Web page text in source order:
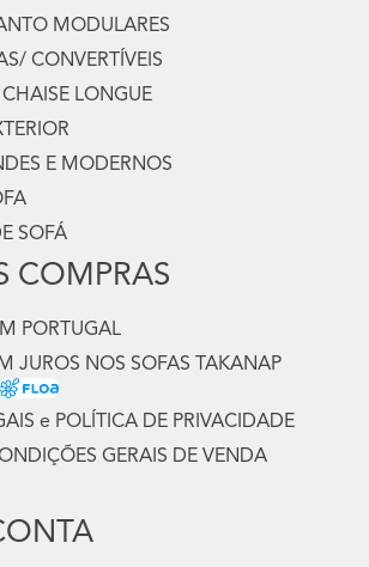
MODULARES
CONVERTÍVEIS
LONGUE
E MODERNOS
SOFÁ
COMPRAS
PORTUGAL
JUROS NOS SOFAS TAKANAP
e POLÍTICA DE PRIVACIDADE
GERAIS DE VENDA